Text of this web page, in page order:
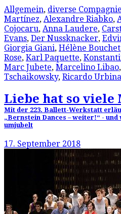
Allgemein, diverse
Martínez, Alexandre Riabko,
Cojocaru, Anna Laudere,
Evans, Der Nussknacker,
Giorgia Giani, Hélène Bouchet
Rose, Karl Paquette,
Marc Jubete, Marcelino Libao,
Tschaikowsky, Ricardo Urbina
Liebe hat so
Mit der 223. Ballett-Werkstatt
„Bernstein Dances – weiter!“ -
umjubelt
17. September 2018